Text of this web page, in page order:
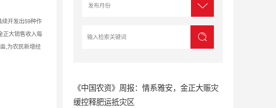
开发出59种作
正大销售收入每
,为农民新增经
《中国农资》周报：情系雅安，金正大赈灾
缓控释肥运抵灾区